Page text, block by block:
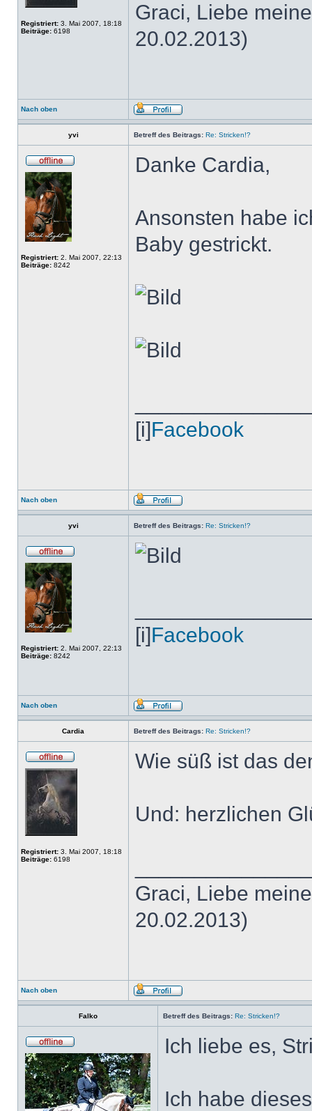
Registriert: 3. Mai 2007, 18:18
Beiträge: 6198
Graci, Liebe
20.02.2013)
Nach oben
yvi Betreff des Beitrags: Re: Stricken!?
Registriert: 2. Mai 2007, 22:13
Beiträge: 8242
Danke Cardia,
Ansonsten habe
Baby gestrickt.
[i]Facebook
Nach oben
yvi Betreff des Beitrags: Re: Stricken!?
Registriert: 2. Mai 2007, 22:13
Beiträge: 8242
[i]Facebook
Nach oben
Cardia Betreff des Beitrags: Re: Stricken!?
Registriert: 3. Mai 2007, 18:18
Beiträge: 6198
Wie süß ist das
Und: herzlichen
Graci, Liebe
20.02.2013)
Nach oben
Falko Betreff des Beitrags: Re: Stricken!?
Ich liebe es,
Ich habe